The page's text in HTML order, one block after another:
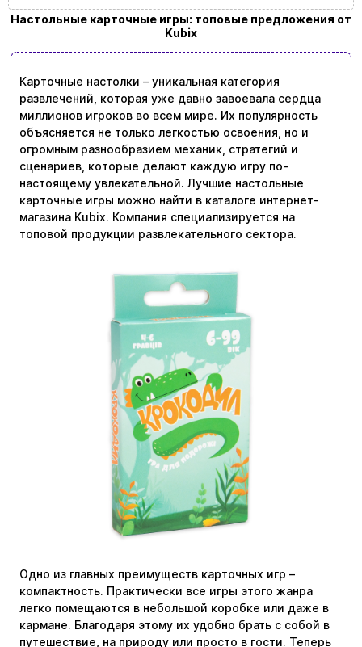
Настольные карточные игры: топовые предложения от
Kubix
Карточные настолки – уникальная категория
развлечений, которая уже давно завоевала сердца
миллионов игроков во всем мире. Их популярность
объясняется не только легкостью освоения, но и
огромным разнообразием механик, стратегий и
сценариев, которые делают каждую игру по-
настоящему увлекательной. Лучшие настольные
карточные игры можно найти в каталоге интернет-
магазина Kubix. Компания специализируется на
топовой продукции развлекательного сектора.
Одно из главных преимуществ карточных игр –
компактность. Практически все игры этого жанра
легко помещаются в небольшой коробке или даже в
кармане. Благодаря этому их удобно брать с собой в
путешествие, на природу или просто в гости. Теперь